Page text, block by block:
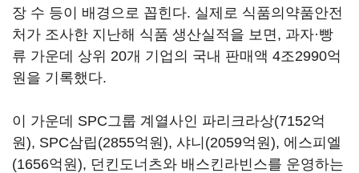
장 수 등이 배경으로 꼽힌다. 실제로 식품의약품안전
처가 조사한 지난해 식품 생산실적을 보면, 과자·빵
류 가운데 상위 20개 기업의 국내 판매액 4조2990억
원을 기록했다.
이 가운데 SPC그룹 계열사인 파리크라상(7152억
원), SPC삼립(2855억원), 샤니(2059억원), 에스피엘
(1656억원), 던킨도너츠와 배스킨라빈스를 운영하는